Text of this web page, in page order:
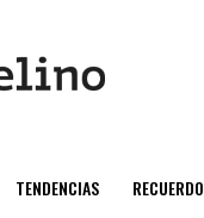
TENDENCIAS RECUERDO